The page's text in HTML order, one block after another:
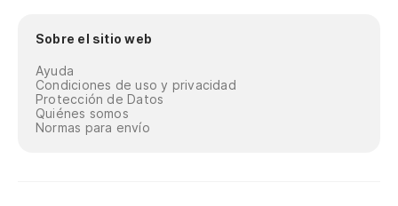
Sobre el sitio web
Ayuda
Condiciones de uso y privacidad
Protección de Datos
Quiénes somos
Normas para envío